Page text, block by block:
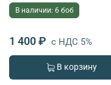
В наличии: 6 боб
1 400 ₽ с НДС 5%
В корзину